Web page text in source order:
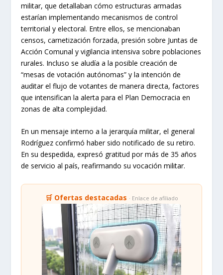
militar, que detallaban cómo estructuras armadas
estarían implementando mecanismos de control
territorial y electoral. Entre ellos, se mencionaban
censos, carnetización forzada, presión sobre Juntas de
Acción Comunal y vigilancia intensiva sobre poblaciones
rurales. Incluso se aludía a la posible creación de
“mesas de votación autónomas” y la intención de
auditar el flujo de votantes de manera directa, factores
que intensifican la alerta para el Plan Democracia en
zonas de alta complejidad.
En un mensaje interno a la jerarquía militar, el general
Rodríguez confirmó haber sido notificado de su retiro.
En su despedida, expresó gratitud por más de 35 años
de servicio al país, reafirmando su vocación militar.
🛒 Ofertas destacadas · Enlace de afiliado